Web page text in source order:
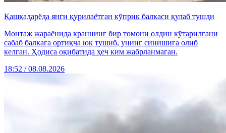
Қашқадарёда янги қурилаётган кўприк балкаси қулаб тушди
Монтаж жараёнида краннинг бир томони олдин кўтарилгани
сабаб балкага ортиқча юк тушиб, унинг синишига олиб
келган. Ҳодиса оқибатида ҳеч ким жабрланмаган.
18:52 / 08.08.2026